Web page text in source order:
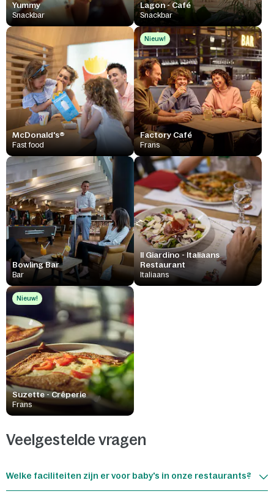
Yummy
Snackbar
Lagon - Café
Snackbar
McDonald's®
Fast food
Nieuw!
Factory Café
Frans
Bowling Bar
Bar
Il Giardino - Italiaans
Restaurant
Italiaans
Nieuw!
Suzette - Crêperie
Frans
Veelgestelde vragen
Welke faciliteiten zijn er voor baby's in onze restaurants?